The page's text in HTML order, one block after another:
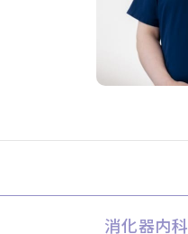
消化器内科